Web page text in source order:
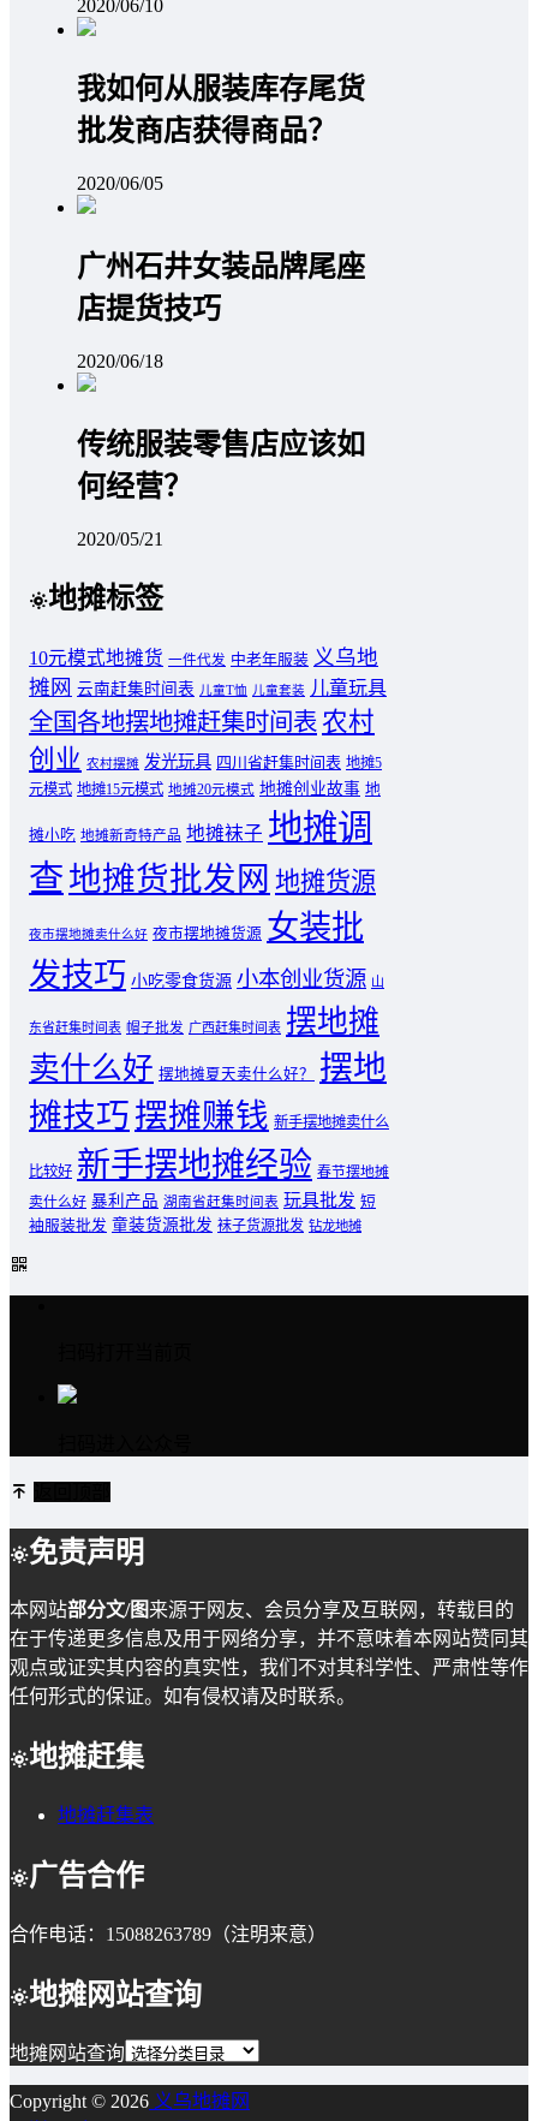
2020/06/10
我如何从服装库存尾货
批发商店获得商品？
2020/06/05
广州石井女装品牌尾座
店提货技巧
2020/06/18
传统服装零售店应该如
何经营？
2020/05/21
地摊标签
10元模式地摊货 一件代发 中老年服装 义乌地
摊网 云南赶集时间表 儿童T恤 儿童套装 儿童玩具
全国各地摆地摊赶集时间表 农村
创业 农村摆摊 发光玩具 四川省赶集时间表 地摊5
元模式 地摊15元模式 地摊20元模式 地摊创业故事 地
摊小吃 地摊新奇特产品 地摊袜子 地摊调
查地摊货批发网 地摊货源
夜市摆地摊卖什么好 夜市摆地摊货源 女装批
发技巧 小吃零食货源 小本创业货源 山
东省赶集时间表 帽子批发 广西赶集时间表 摆地摊
卖什么好 摆地摊夏天卖什么好？
摆地
摊技巧摆摊赚钱 新手摆地摊卖什么
比较好 新手摆地摊经验 春节摆地摊
卖什么好 暴利产品 湖南省赶集时间表 玩具批发 短
袖服装批发 童装货源批发 袜子货源批发 钻龙地摊
免责声明
本网站部分文/图来源于网友、会员分享及互联网，转载目的
在于传递更多信息及用于网络分享，并不意味着本网站赞同其
观点或证实其内容的真实性，我们不对其科学性、严肃性等作
任何形式的保证。如有侵权请及时联系。
地摊赶集
地摊赶集表
广告合作
合作电话：15088263789（注明来意）
地摊网站查询
地摊网站查询
Copyright © 2026 义乌地摊网